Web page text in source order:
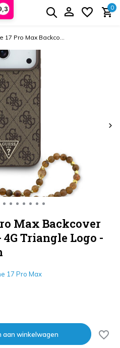
0
17 Pro Max Backco...
Max Backcover
Triangle Logo -
17 Pro Max
aan winkelwagen